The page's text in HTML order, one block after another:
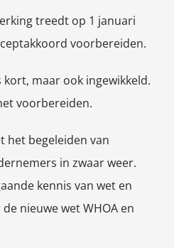
treedt op 1 januari
voorbereiden.
kort, maar ook ingewikkeld.
voorbereiden.
het begeleiden van
in zwaar weer.
kennis van wet en
nieuwe wet WHOA en